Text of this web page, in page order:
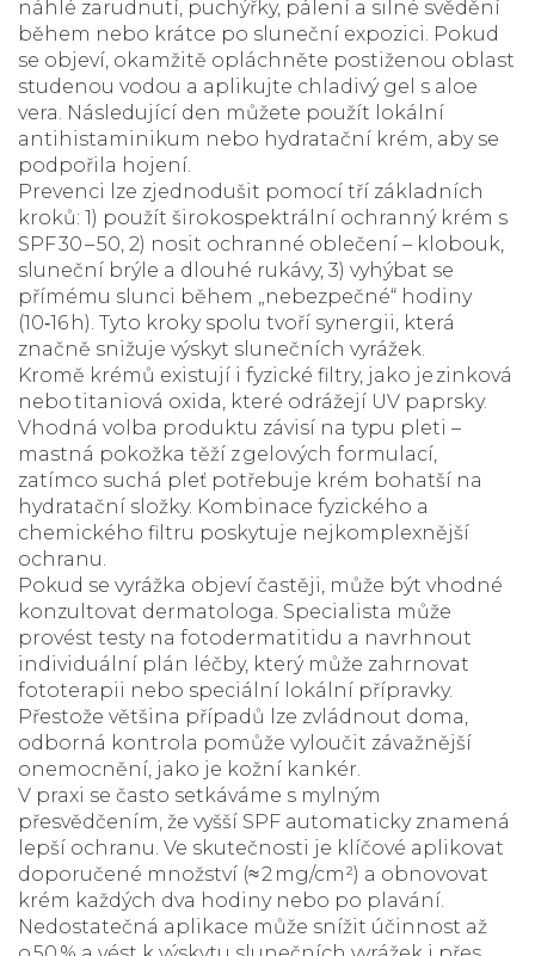
náhlé zarudnutí, puchýřky, pálení a silné svědění
během nebo krátce po sluneční expozici. Pokud
se objeví, okamžitě opláchněte postiženou oblast
studenou vodou a aplikujte chladivý gel s aloe
vera. Následující den můžete použít lokální
antihistaminikum nebo hydratační krém, aby se
podpořila hojení.
Prevenci lze zjednodušit pomocí tří základních
kroků: 1) použít širokospektrální ochranný krém s
SPF 30 – 50, 2) nosit ochranné oblečení – klobouk,
sluneční brýle a dlouhé rukávy, 3) vyhýbat se
přímému slunci během „nebezpečné“ hodiny
(10‑16 h). Tyto kroky spolu tvoří synergii, která
značně snižuje výskyt slunečních vyrážek.
Kromě krémů existují i fyzické filtry, jako je zinková
nebo titaniová oxida, které odrážejí UV paprsky.
Vhodná volba produktu závisí na typu pleti –
mastná pokožka těží z gelových formulací,
zatímco suchá pleť potřebuje krém bohatší na
hydratační složky. Kombinace fyzického a
chemického filtru poskytuje nejkomplexnější
ochranu.
Pokud se vyrážka objeví častěji, může být vhodné
konzultovat dermatologa. Specialista může
provést testy na fotodermatitidu a navrhnout
individuální plán léčby, který může zahrnovat
fototerapii nebo speciální lokální přípravky.
Přestože většina případů lze zvládnout doma,
odborná kontrola pomůže vyloučit závažnější
onemocnění, jako je kožní kankér.
V praxi se často setkáváme s mylným
přesvědčením, že vyšší SPF automaticky znamená
lepší ochranu. Ve skutečnosti je klíčové aplikovat
doporučené množství (≈ 2 mg/cm²) a obnovovat
krém každých dva hodiny nebo po plavání.
Nedostatečná aplikace může snížit účinnost až